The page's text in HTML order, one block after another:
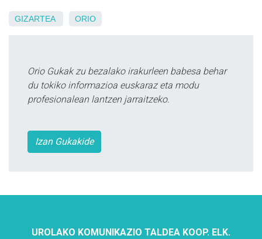
GIZARTEA ORIO
Orio Gukak zu bezalako irakurleen babesa behar
du tokiko informazioa euskaraz eta modu
profesionalean lantzen jarraitzeko.
Izan Gukakide
UROLAKO KOMUNIKAZIO TALDEA KOOP. ELK.